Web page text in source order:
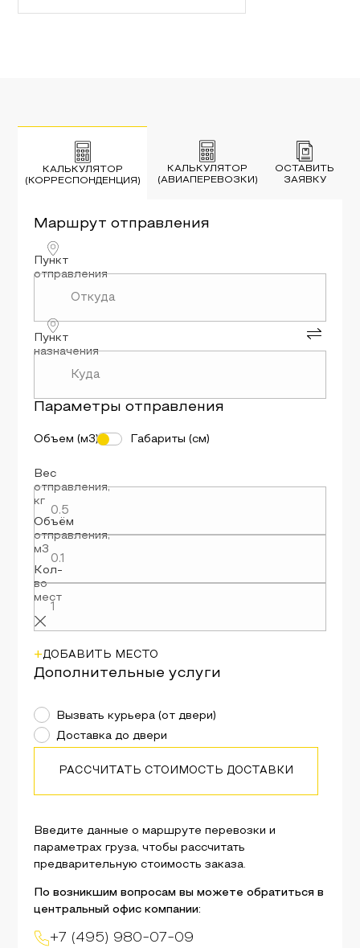
КАЛЬКУЛЯТОР
(КОРРЕСПОНДЕНЦИЯ)
КАЛЬКУЛЯТОР
(АВИАПЕРЕВОЗКИ)
ОСТАВИТЬ
ЗАЯВКУ
Введите данные о маршруте перевозки и
параметрах груза, чтобы рассчитать
предварительную стоимость заказа.
По возникшим вопросам вы можете обратиться в
центральный офис компании:
+7 (495) 980-07-09
Маршрутотправления
Пункт
отправления
Пункт
назначения
Параметрыотправления
Объем (м3) Габариты (см)
Вес
отправления,
кг
Объём
отправления,
м3
Кол-
во
мест
+ДОБАВИТЬ МЕСТО
Дополнительные услуги
Вызвать курьера (от двери)
Доставка до двери
РАССЧИТАТЬ СТОИМОСТЬ ДОСТАВКИ